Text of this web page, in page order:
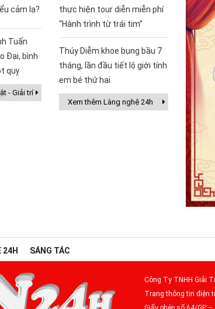
cảm lạ?
Tuấn
Đại, bình
quỵ
- Giải trí
thực hiện tour diễn miễn phí
“Hành trình từ trái tim”
Thúy Diễm khoe bụng bầu 7
tháng, lần đầu tiết lộ giới tính
em bé thứ hai
Xem thêm Làng nghệ 24h
24H SÁNG TÁC
Công Ty TNHH Giải
Trang thông tin điện